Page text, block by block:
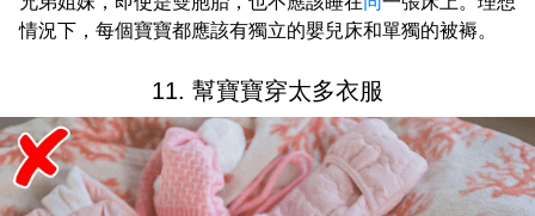
情況下，每個寶寶都應該有獨立的嬰兒床和單獨的被褥。
11. 幫寶寶穿太多衣服